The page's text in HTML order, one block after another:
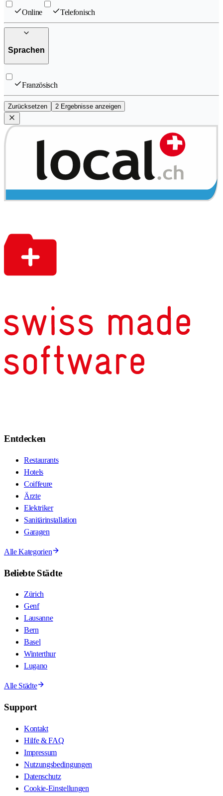
Online Telefonisch
Sprachen
Französisch
Zurücksetzen 2 Ergebnisse anzeigen
Entdecken
Restaurants
Hotels
Coiffeure
Ärzte
Elektriker
Sanitärinstallation
Garagen
Alle Kategorien
Beliebte Städte
Zürich
Genf
Lausanne
Bern
Basel
Winterthur
Lugano
Alle Städte
Support
Kontakt
Hilfe & FAQ
Impressum
Nutzungsbedingungen
Datenschutz
Cookie-Einstellungen